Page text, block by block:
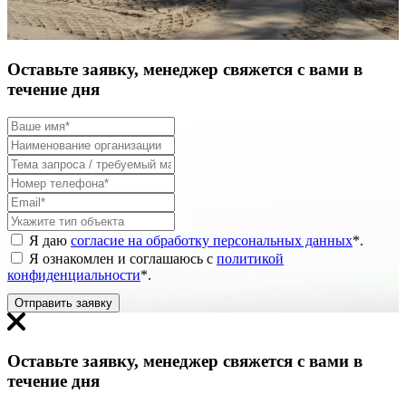
Оставьте заявку, менеджер свяжется с вами в
течение дня
Я даю согласие на обработку персональных данных*.
Я ознакомлен и соглашаюсь с политикой
конфиденциальности*.
Отправить заявку
Оставьте заявку, менеджер свяжется с вами в
течение дня